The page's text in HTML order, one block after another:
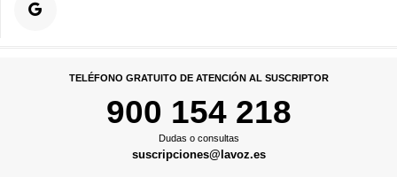
TELÉFONO GRATUITO DE ATENCIÓN AL SUSCRIPTOR
900 154 218
Dudas o consultas
suscripciones@lavoz.es